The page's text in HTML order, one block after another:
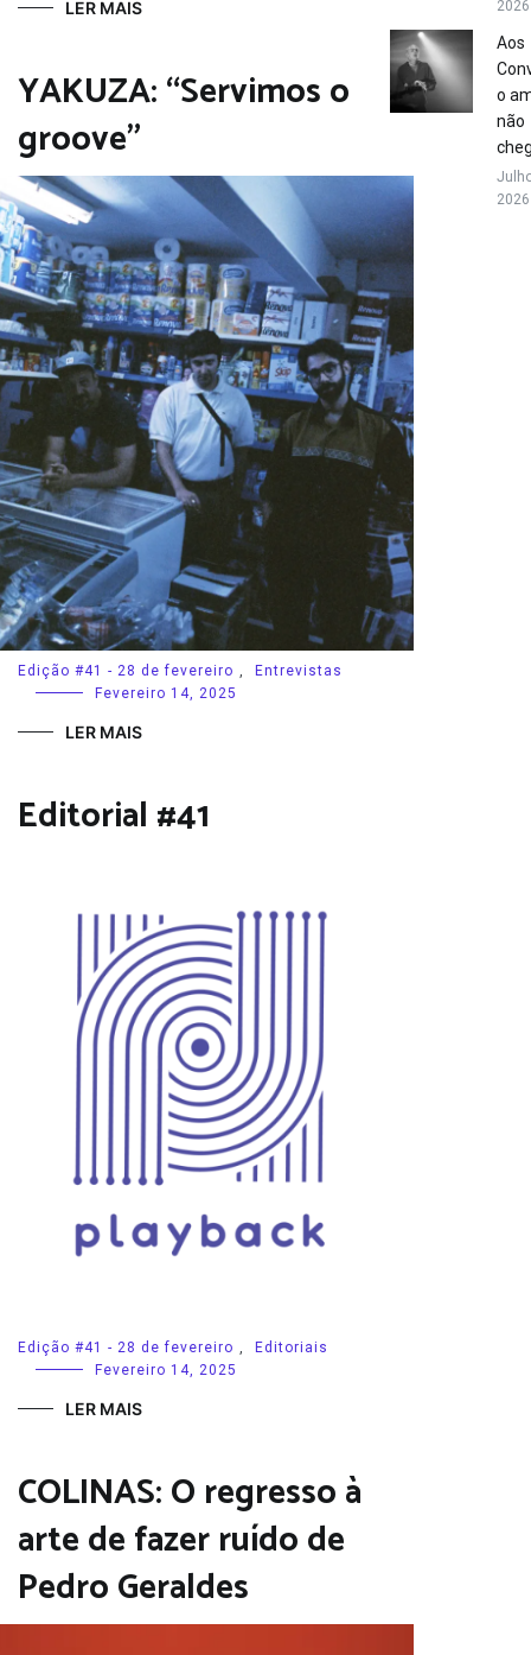
LER MAIS
YAKUZA: “Servimos o
groove”
Edição #41 - 28 de fevereiro ,
Entrevistas
Fevereiro 14, 2025
LER MAIS
Editorial #41
Edição #41 - 28 de fevereiro ,
Editoriais
Fevereiro 14, 2025
LER MAIS
COLINAS: O regresso à
arte de fazer ruído de
Pedro Geraldes
2026
Aos
o
não
2026